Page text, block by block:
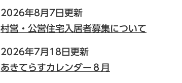
2026年8月7日更新
村営・公営住宅入居者募集について
2026年7月18日更新
あきてらすカレンダー８月